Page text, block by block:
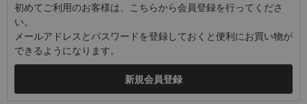
初めてご利用のお客様は、こちらから会員登録を行ってくださ
い。
メールアドレスとパスワードを登録しておくと便利にお買い物が
できるようになります。